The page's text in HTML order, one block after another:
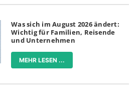
Was sich im August 2026 ändert:
Wichtig für Familien, Reisende
und Unternehmen
MEHR LESEN ...